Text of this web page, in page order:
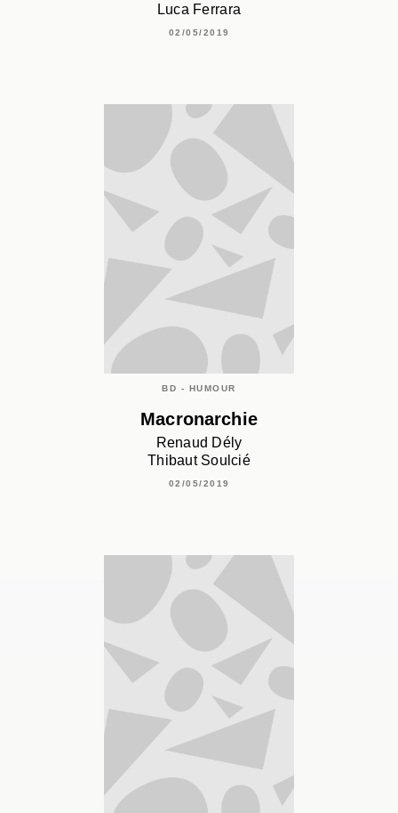
Luca Ferrara
02/05/2019
BD - HUMOUR
Macronarchie
Renaud Dély
Thibaut Soulcié
02/05/2019